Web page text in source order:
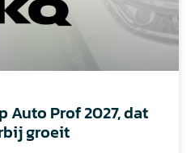
Auto Prof 2027, dat
groeit